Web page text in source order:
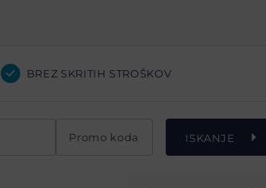
BREZ SKRITIH STROŠKOV
Promo koda ISKANJE